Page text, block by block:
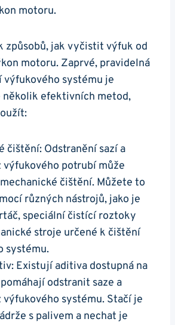
motoru.
způsobů, jak vyčistit výfuk od
motoru. ‍Zaprvé, pravidelná
výfukového⁢ systému je​
‌několik efektivních metod,
čištění: Odstranění sazí a
potrubí může‍
čištění. Můžete to
různých nástrojů, jako je‌
speciální čistící roztoky
stroje určené ⁢k čištění
systému.
Existují aditiva ‍dostupná na
odstranit saze a
systému. Stačí je‌
s palivem⁤ a nechat je